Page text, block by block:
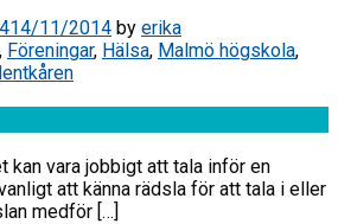
14/11/2014 by erika
, Föreningar, Hälsa, Malmö högskola,
kan vara jobbigt att tala inför en
att känna rädsla för att tala i eller
medför […]